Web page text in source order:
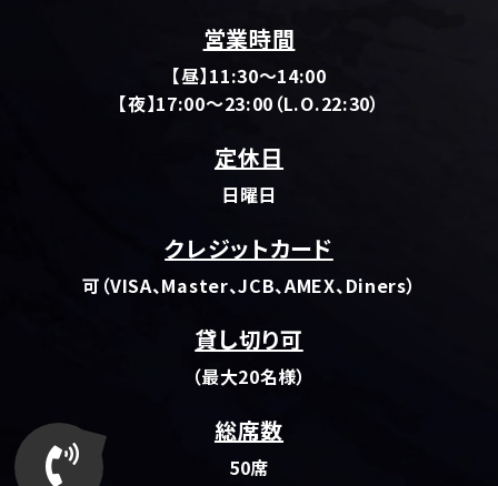
営業時間
【昼】11:30～14:00
【夜】17:00～23:00（L.O.22:30）
定休日
日曜日
クレジットカード
可（VISA、Master、JCB、AMEX、Diners）
貸し切り可
（最大20名様）
総席数
50席